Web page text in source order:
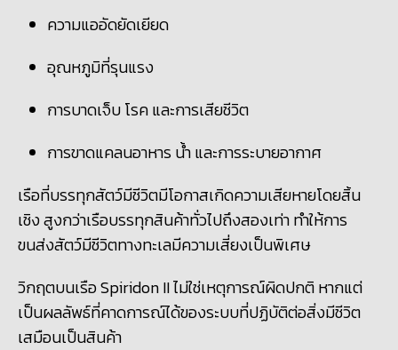
ความแออัดยัดเยียด
อุณหภูมิที่รุนแรง
การบาดเจ็บ โรค และการเสียชีวิต
การขาดแคลนอาหาร น้ำ และการระบายอากาศ
เรือที่บรรทุกสัตว์มีชีวิตมีโอกาสเกิดความเสียหายโดยสิ้น
เชิง สูงกว่าเรือบรรทุกสินค้าทั่วไปถึงสองเท่า ทำให้การ
ขนส่งสัตว์มีชีวิตทางทะเลมีความเสี่ยงเป็นพิเศษ
วิกฤตบนเรือ Spiridon IIไม่ใช่เหตุการณ์ผิดปกติ หากแต่
เป็นผลลัพธ์ที่คาดการณ์ได้ของระบบที่ปฏิบัติต่อสิ่งมีชีวิต
เสมือนเป็นสินค้า